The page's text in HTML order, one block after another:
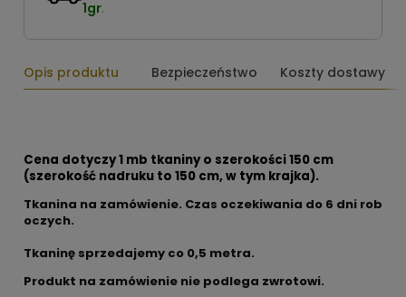
1gr.
Opis produktu Bezpieczeństwo Koszty dostawy
Cena dotyczy 1 mb tkaniny o szerokości 150 cm
(szerokość nadruku to 150 cm, w tym krajka).
Tkanina na zamówienie. Czas oczekiwania do 6 dni rob
oczych.
Tkaninę sprzedajemy co 0,5 metra.
Produkt na zamówienie nie podlega zwrotowi.